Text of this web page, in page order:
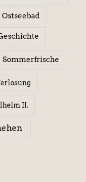
Ostseebad
Sommerfrische
II.